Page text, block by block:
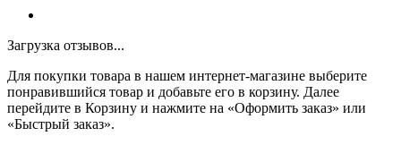
Загрузка отзывов...
Для покупки товара в нашем интернет-магазине выберите
понравившийся товар и добавьте его в корзину. Далее
перейдите в Корзину и нажмите на «Оформить заказ» или
«Быстрый заказ».